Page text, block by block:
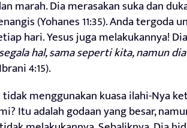
marah. Dia merasakan suka dan
(Yohanes 11:35). Anda tergoda
hari. Yesus juga melakukannya! Dia
hal, sama seperti kita, namun
4:15).
tidak menggunakan kuasa ilahi-Nya
Itu adalah godaan yang besar,